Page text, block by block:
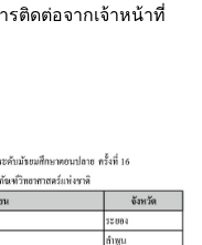
รติดต่อจากเจ้าหน้าที่